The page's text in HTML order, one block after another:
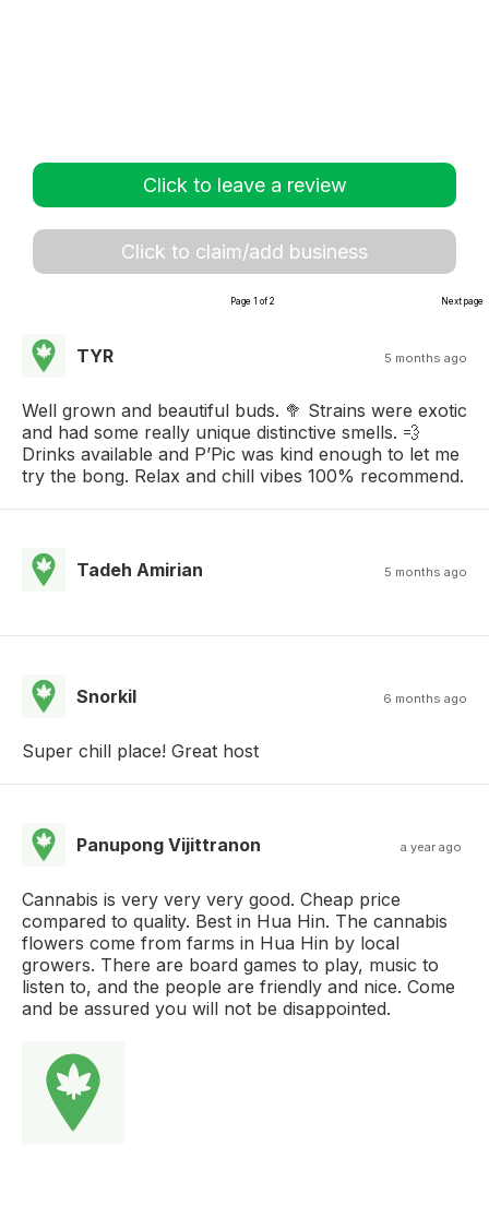
Click to leave a review
Click to claim/add business
Page 1 of 2 Next page
TYR 5 months ago
Well grown and beautiful buds. 🥦 Strains were exotic
and had some really unique distinctive smells. 💨
Drinks available and P’Pic was kind enough to let me
try the bong. Relax and chill vibes 100% recommend.
Tadeh Amirian 5 months ago
Snorkil 6 months ago
Super chill place! Great host
Panupong Vijittranon a year ago
Cannabis is very very very good. Cheap price
compared to quality. Best in Hua Hin. The cannabis
flowers come from farms in Hua Hin by local
growers. There are board games to play, music to
listen to, and the people are friendly and nice. Come
and be assured you will not be disappointed.